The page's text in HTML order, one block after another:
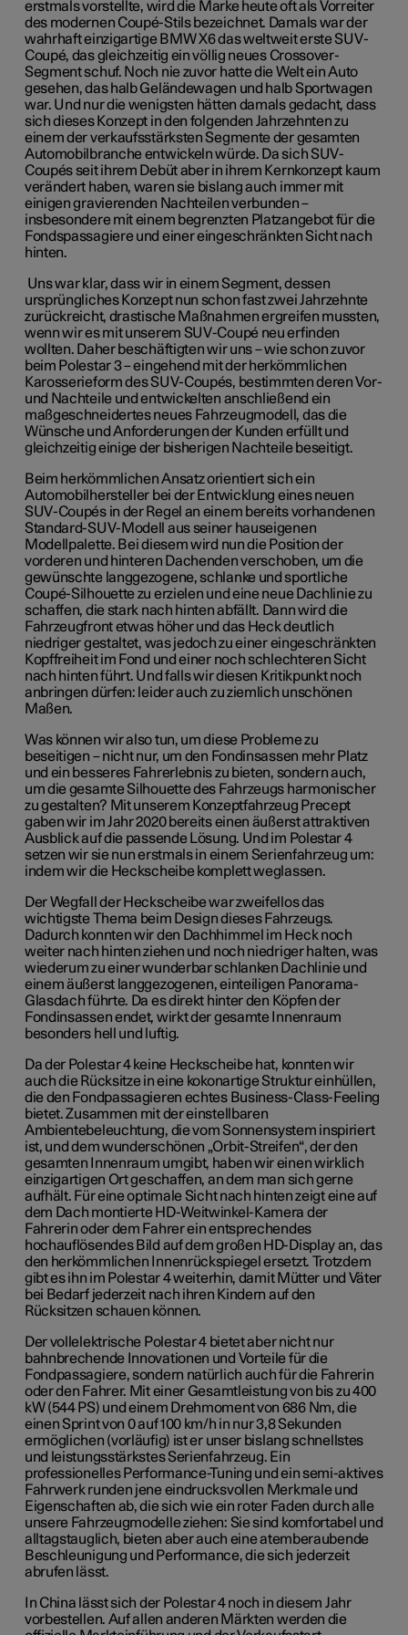
erstmals vorstellte, wird die Marke heute oft als Vorreiter
des modernen Coupé-Stils bezeichnet. Damals war der
wahrhaft einzigartige BMW X6 das weltweit erste SUV-
Coupé, das gleichzeitig ein völlig neues Crossover-
Segment schuf. Noch nie zuvor hatte die Welt ein Auto
gesehen, das halb Geländewagen und halb Sportwagen
war. Und nur die wenigsten hätten damals gedacht, dass
sich dieses Konzept in den folgenden Jahrzehnten zu
einem der verkaufsstärksten Segmente der gesamten
Automobilbranche entwickeln würde. Da sich SUV-
Coupés seit ihrem Debüt aber in ihrem Kernkonzept kaum
verändert haben, waren sie bislang auch immer mit
einigen gravierenden Nachteilen verbunden –
insbesondere mit einem begrenzten Platzangebot für die
Fondspassagiere und einer eingeschränkten Sicht nach
hinten.
Uns war klar, dass wir in einem Segment, dessen
ursprüngliches Konzept nun schon fast zwei Jahrzehnte
zurückreicht, drastische Maßnahmen ergreifen mussten,
wenn wir es mit unserem SUV-Coupé neu erfinden
wollten. Daher beschäftigten wir uns – wie schon zuvor
beim Polestar 3 – eingehend mit der herkömmlichen
Karosserieform des SUV-Coupés, bestimmten deren Vor-
und Nachteile und entwickelten anschließend ein
maßgeschneidertes neues Fahrzeugmodell, das die
Wünsche und Anforderungen der Kunden erfüllt und
gleichzeitig einige der bisherigen Nachteile beseitigt.
Beim herkömmlichen Ansatz orientiert sich ein
Automobilhersteller bei der Entwicklung eines neuen
SUV-Coupés in der Regel an einem bereits vorhandenen
Standard-SUV-Modell aus seiner hauseigenen
Modellpalette. Bei diesem wird nun die Position der
vorderen und hinteren Dachenden verschoben, um die
gewünschte langgezogene, schlanke und sportliche
Coupé-Silhouette zu erzielen und eine neue Dachlinie zu
schaffen, die stark nach hinten abfällt. Dann wird die
Fahrzeugfront etwas höher und das Heck deutlich
niedriger gestaltet, was jedoch zu einer eingeschränkten
Kopffreiheit im Fond und einer noch schlechteren Sicht
nach hinten führt. Und falls wir diesen Kritikpunkt noch
anbringen dürfen: leider auch zu ziemlich unschönen
Maßen.
Was können wir also tun, um diese Probleme zu
beseitigen – nicht nur, um den Fondinsassen mehr Platz
und ein besseres Fahrerlebnis zu bieten, sondern auch,
um die gesamte Silhouette des Fahrzeugs harmonischer
zu gestalten? Mit unserem Konzeptfahrzeug Precept
gaben wir im Jahr 2020 bereits einen äußerst attraktiven
Ausblick auf die passende Lösung. Und im Polestar 4
setzen wir sie nun erstmals in einem Serienfahrzeug um:
indem wir die Heckscheibe komplett weglassen.
Der Wegfall der Heckscheibe war zweifellos das
wichtigste Thema beim Design dieses Fahrzeugs.
Dadurch konnten wir den Dachhimmel im Heck noch
weiter nach hinten ziehen und noch niedriger halten, was
wiederum zu einer wunderbar schlanken Dachlinie und
einem äußerst langgezogenen, einteiligen Panorama-
Glasdach führte. Da es direkt hinter den Köpfen der
Fondinsassen endet, wirkt der gesamte Innenraum
besonders hell und luftig.
Da der Polestar 4 keine Heckscheibe hat, konnten wir
auch die Rücksitze in eine kokonartige Struktur einhüllen,
die den Fondpassagieren echtes Business-Class-Feeling
bietet. Zusammen mit der einstellbaren
Ambientebeleuchtung, die vom Sonnensystem inspiriert
ist, und dem wunderschönen „Orbit-Streifen“, der den
gesamten Innenraum umgibt, haben wir einen wirklich
einzigartigen Ort geschaffen, an dem man sich gerne
aufhält. Für eine optimale Sicht nach hinten zeigt eine auf
dem Dach montierte HD-Weitwinkel-Kamera der
Fahrerin oder dem Fahrer ein entsprechendes
hochauflösendes Bild auf dem großen HD-Display an, das
den herkömmlichen Innenrückspiegel ersetzt. Trotzdem
gibt es ihn im Polestar 4 weiterhin, damit Mütter und Väter
bei Bedarf jederzeit nach ihren Kindern auf den
Rücksitzen schauen können.
Der vollelektrische Polestar 4 bietet aber nicht nur
bahnbrechende Innovationen und Vorteile für die
Fondpassagiere, sondern natürlich auch für die Fahrerin
oder den Fahrer. Mit einer Gesamtleistung von bis zu 400
kW (544 PS) und einem Drehmoment von 686 Nm, die
einen Sprint von 0 auf 100 km/h in nur 3,8 Sekunden
ermöglichen (vorläufig) ist er unser bislang schnellstes
und leistungsstärkstes Serienfahrzeug. Ein
professionelles Performance-Tuning und ein semi-aktives
Fahrwerk runden jene eindrucksvollen Merkmale und
Eigenschaften ab, die sich wie ein roter Faden durch alle
unsere Fahrzeugmodelle ziehen: Sie sind komfortabel und
alltagstauglich, bieten aber auch eine atemberaubende
Beschleunigung und Performance, die sich jederzeit
abrufen lässt.
In China lässt sich der Polestar 4 noch in diesem Jahr
vorbestellen. Auf allen anderen Märkten werden die